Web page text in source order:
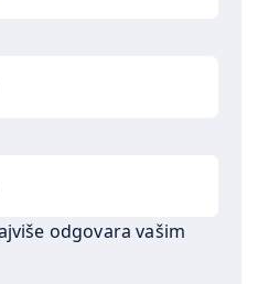
odgovara vašim